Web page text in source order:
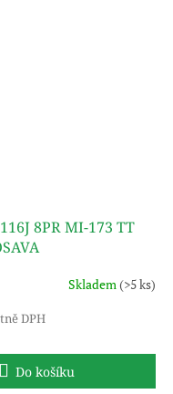
8PR MI-173 TT
Skladem(>5 ks)
DPH
Do košíku